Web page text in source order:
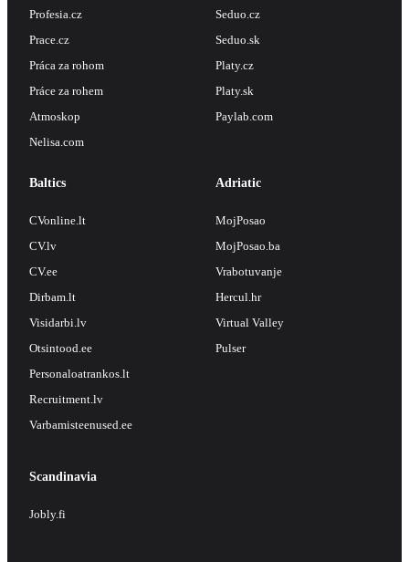
Profesia.cz
Prace.cz
Práca za rohom
Práce za rohem
Atmoskop
Nelisa.com
Seduo.cz
Seduo.sk
Platy.cz
Platy.sk
Paylab.com
Baltics
CVonline.lt
CV.lv
CV.ee
Dirbam.lt
Visidarbi.lv
Otsintood.ee
Personaloatrankos.lt
Recruitment.lv
Varbamisteenused.ee
Adriatic
MojPosao
MojPosao.ba
Vrabotuvanje
Hercul.hr
Virtual Valley
Pulser
Scandinavia
Jobly.fi